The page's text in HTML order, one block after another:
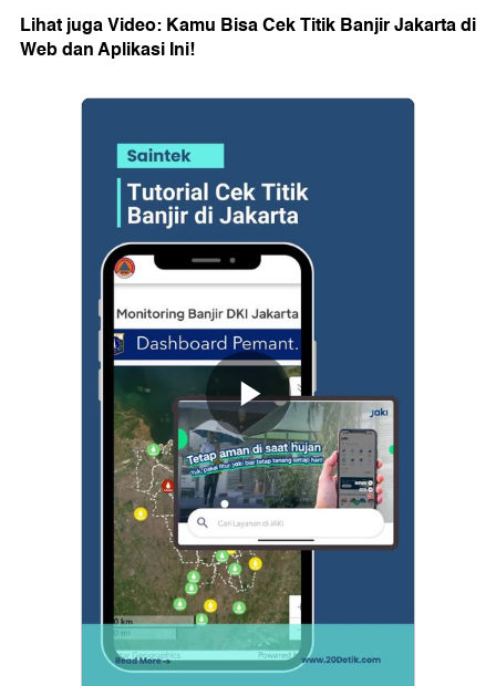
Lihat juga Video: Kamu Bisa Cek Titik Banjir Jakarta di
Web dan Aplikasi Ini!